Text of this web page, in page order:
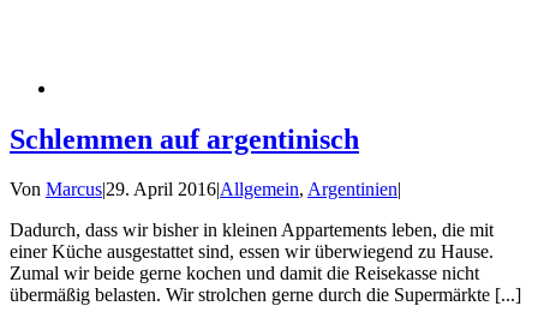
Schlemmen auf argentinisch
Von Marcus|29. April 2016|Allgemein, Argentinien|
Dadurch, dass wir bisher in kleinen Appartements leben, die mit
einer Küche ausgestattet sind, essen wir überwiegend zu Hause.
Zumal wir beide gerne kochen und damit die Reisekasse nicht
übermäßig belasten. Wir strolchen gerne durch die Supermärkte [...]